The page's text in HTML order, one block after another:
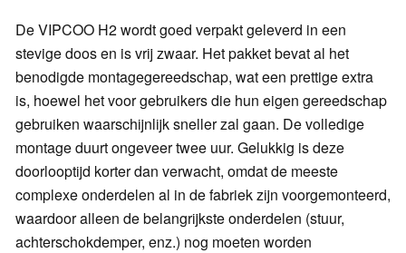
De VIPCOO H2 wordt goed verpakt geleverd in een
stevige doos en is vrij zwaar. Het pakket bevat al het
benodigde montagegereedschap, wat een prettige extra
is, hoewel het voor gebruikers die hun eigen gereedschap
gebruiken waarschijnlijk sneller zal gaan. De volledige
montage duurt ongeveer twee uur. Gelukkig is deze
doorlooptijd korter dan verwacht, omdat de meeste
complexe onderdelen al in de fabriek zijn voorgemonteerd,
waardoor alleen de belangrijkste onderdelen (stuur,
achterschokdemper, enz.) nog moeten worden